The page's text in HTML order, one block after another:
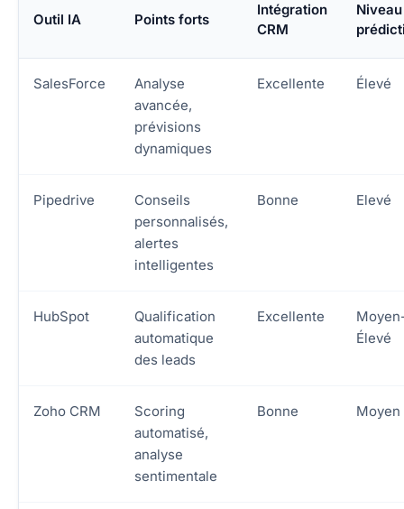
Outil IA Points forts
Intégration
CRM
SalesForce
Analyse
avancée,
prévisions
dynamiques
Excellente Élevé
Pipedrive
Conseils
personnalisés,
alertes
intelligentes
Bonne Elevé
HubSpot
Qualification
automatique
des leads
Excellente
Élevé
Zoho CRM
Scoring
automatisé,
analyse
sentimentale
Bonne Moyen